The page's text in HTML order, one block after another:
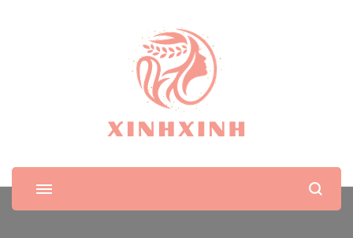
XinhXinh
Trang tin tức cho phái đẹp